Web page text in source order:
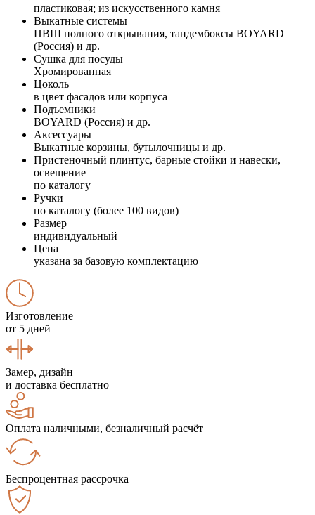
пластиковая; из искусственного камня
Выкатные системы
ПВШ полного открывания, тандембоксы BOYARD
(Россия) и др.
Сушка для посуды
Хромированная
Цоколь
в цвет фасадов или корпуса
Подъемники
BOYARD (Россия) и др.
Аксессуары
Выкатные корзины, бутылочницы и др.
Пристеночный плинтус, барные стойки и навески,
освещение
по каталогу
Ручки
по каталогу (более 100 видов)
Размер
индивидуальный
Цена
указана за базовую комплектацию
Изготовление
от 5 дней
Замер, дизайн
и доставка бесплатно
Оплата наличными, безналичный расчёт
Беспроцентная рассрочка